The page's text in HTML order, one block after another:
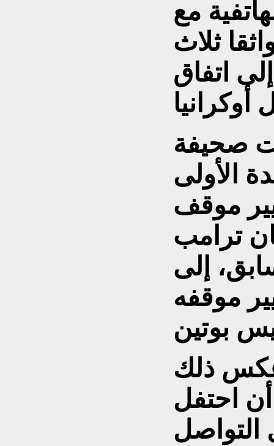
مع
ثلاث
اتفاق
صحيفة
الأولى
موقف
ترامب
إلى
موقفه
احتفل
التواصل